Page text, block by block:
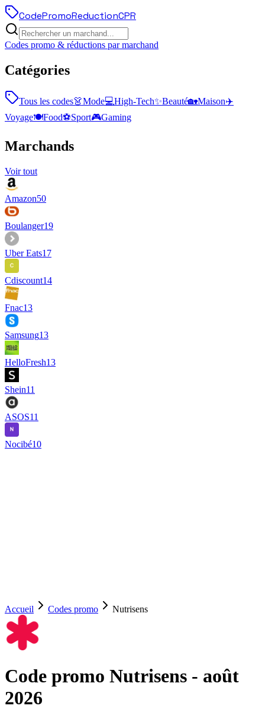
CodePromoReductionCPR
Codes promo & réductions par marchand
Catégories
Tous les codes👗Mode💻High-Tech✨Beauté🏡Maison✈️
Voyage🍽️Food⚽Sport🎮Gaming
Marchands
Voir tout
Amazon50
Boulanger19
Uber Eats17
Cdiscount14
Fnac13
Samsung13
HelloFresh13
Shein11
ASOS11
Nocibé10
Accueil Codes promo Nutrisens
Code promo Nutrisens - août
2026